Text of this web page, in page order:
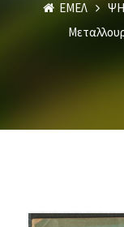
ΕΜΕΛ